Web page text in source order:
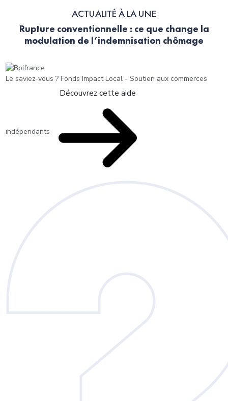
ACTUALITÉ À LA UNE
Rupture conventionnelle : ce que change la
modulation de l’indemnisation chômage
Le saviez-vous ?Fonds Impact Local - Soutien aux commerces
indépendants
Découvrez cette aide